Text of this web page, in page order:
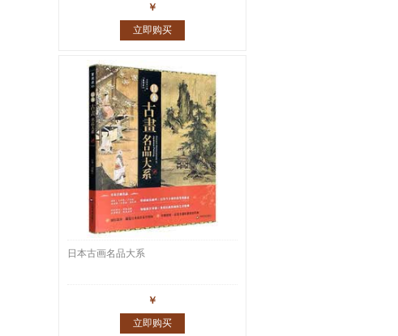
￥
立即购买
日本古画名品大系
￥
立即购买